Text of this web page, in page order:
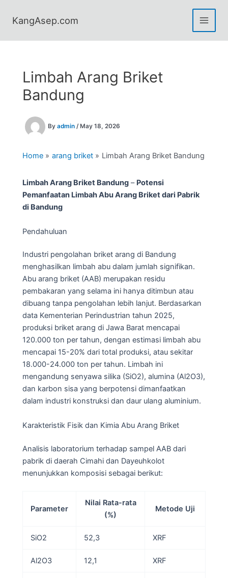
KangAsep.com
Limbah Arang Briket
Bandung
By admin / May 18, 2026
Home arang briket Limbah Arang Briket Bandung
Limbah Arang Briket Bandung – Potensi
Pemanfaatan Limbah Abu Arang Briket dari Pabrik
di Bandung
Pendahuluan
Industri pengolahan briket arang di Bandung
menghasilkan limbah abu dalam jumlah signifikan.
Abu arang briket (AAB) merupakan residu
pembakaran yang selama ini hanya ditimbun atau
dibuang tanpa pengolahan lebih lanjut. Berdasarkan
data Kementerian Perindustrian tahun 2025,
produksi briket arang di Jawa Barat mencapai
120.000 ton per tahun, dengan estimasi limbah abu
mencapai 15-20% dari total produksi, atau sekitar
18.000-24.000 ton per tahun. Limbah ini
mengandung senyawa silika (SiO2), alumina (Al2O3),
dan karbon sisa yang berpotensi dimanfaatkan
dalam industri konstruksi dan daur ulang aluminium.
Karakteristik Fisik dan Kimia Abu Arang Briket
Analisis laboratorium terhadap sampel AAB dari
pabrik di daerah Cimahi dan Dayeuhkolot
menunjukkan komposisi sebagai berikut:
Parameter
Nilai Rata-rata
(%)
Metode Uji
SiO2 52,3 XRF
Al2O3 12,1 XRF